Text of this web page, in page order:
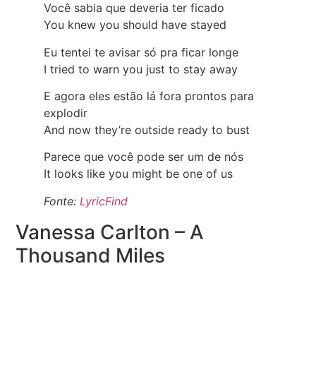
Você sabia que deveria ter ficado
You knew you should have stayed
Eu tentei te avisar só pra ficar longe
I tried to warn you just to stay away
E agora eles estão lá fora prontos para
explodir
And now they’re outside ready to bust
Parece que você pode ser um de nós
It looks like you might be one of us
Fonte: LyricFind
Vanessa Carlton – A
Thousand Miles